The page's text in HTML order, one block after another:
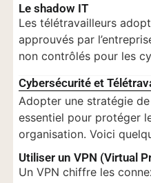
Le shadow IT
Les télétravailleurs
approuvés par
non contrôlés pour les
Cybersécurité et
Adopter une stratégie
essentiel pour protéger
organisation. Voici
Utiliser un VPN (Virtual
Un VPN chiffre les